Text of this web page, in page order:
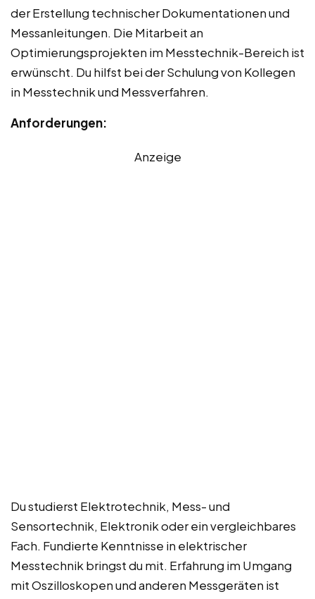
der Erstellung technischer Dokumentationen und
Messanleitungen. Die Mitarbeit an
Optimierungsprojekten im Messtechnik-Bereich ist
erwünscht. Du hilfst bei der Schulung von Kollegen
in Messtechnik und Messverfahren.
Anforderungen:
Anzeige
Du studierst Elektrotechnik, Mess- und
Sensortechnik, Elektronik oder ein vergleichbares
Fach. Fundierte Kenntnisse in elektrischer
Messtechnik bringst du mit. Erfahrung im Umgang
mit Oszilloskopen und anderen Messgeräten ist